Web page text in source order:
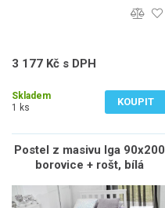
3 177 Kč s DPH
Skladem
1 ks
KOUPIT
Postel z masivu Iga 90x200
borovice + rošt, bílá